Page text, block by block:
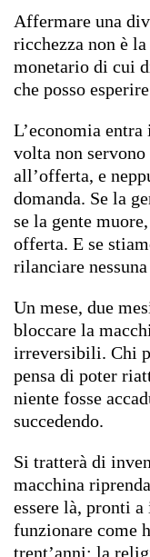
Affermare una
ricchezza non è
monetario di cui
che posso
L’economia entra
volta non
all’offerta, e
domanda. Se la
se la gente
offerta. E se
rilanciare
Un mese, due
bloccare la
irreversibili. Chi
pensa di poter
niente fosse
succedendo.
Si tratterà di
macchina
essere là, pronti
funzionare come
trent’anni: la